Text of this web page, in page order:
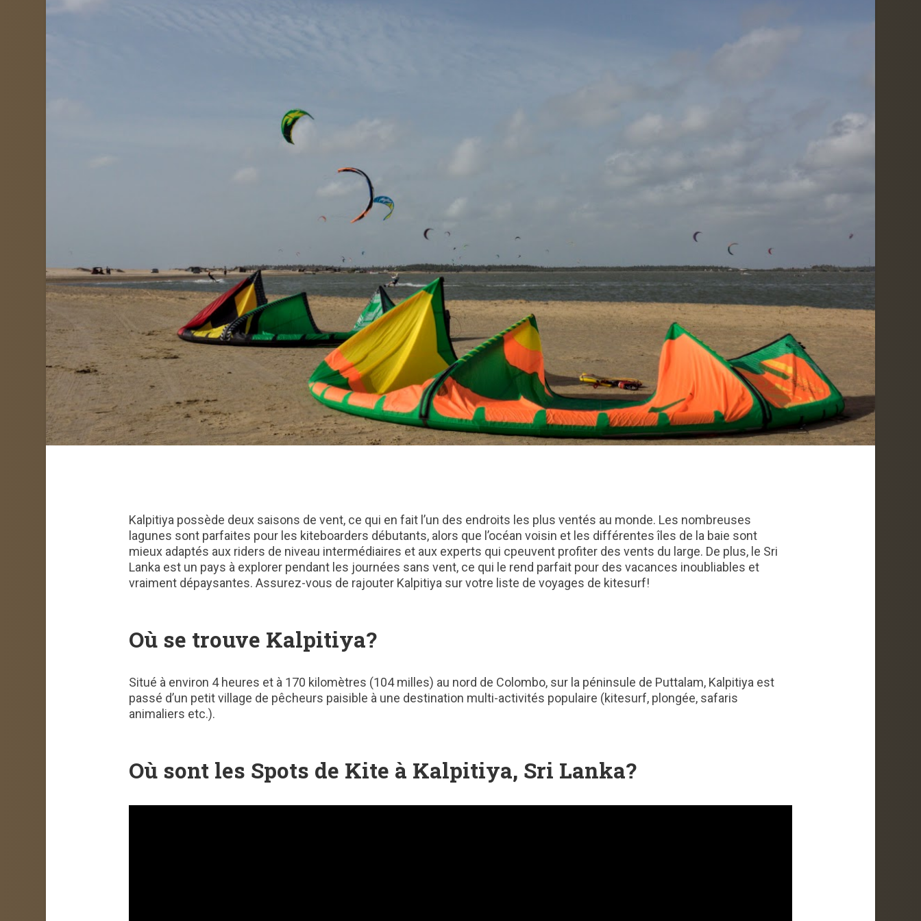
Kalpitiya possède deux saisons de vent, ce qui en fait l’un des endroits les plus ventés au monde. Les nombreuses
lagunes sont parfaites pour les kiteboarders débutants, alors que l’océan voisin et les différentes îles de la baie sont
mieux adaptés aux riders de niveau intermédiaires et aux experts qui cpeuvent profiter des vents du large. De plus, le Sri
Lanka est un pays à explorer pendant les journées sans vent, ce qui le rend parfait pour des vacances inoubliables et
vraiment dépaysantes. Assurez-vous de rajouter Kalpitiya sur votre liste de voyages de kitesurf!
Où se trouve Kalpitiya?
Situé à environ 4 heures et à 170 kilomètres (104 milles) au nord de Colombo, sur la péninsule de Puttalam, Kalpitiya est
passé d’un petit village de pêcheurs paisible à une destination multi-activités populaire (kitesurf, plongée, safaris
animaliers etc.).
Où sont les Spots de Kite à Kalpitiya, Sri Lanka?